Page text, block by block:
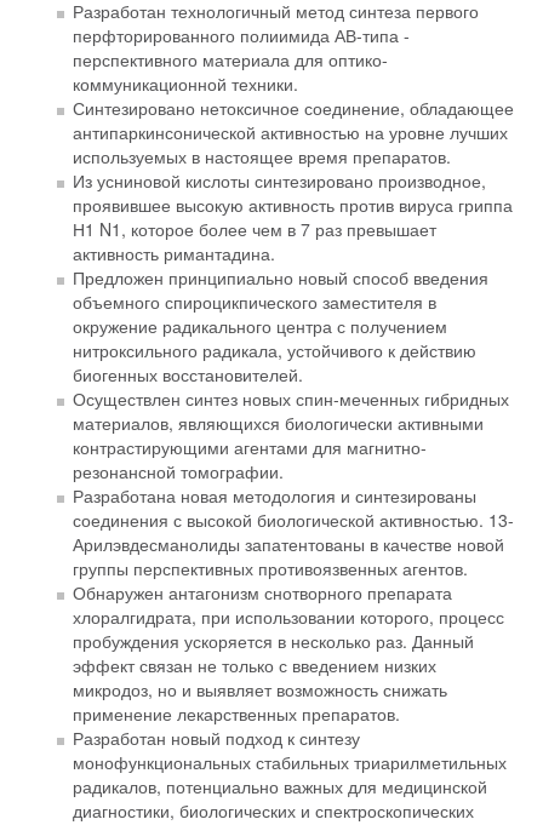
Разработан технологичный метод синтеза первого
перфторированного полиимида АВ-типа -
перспективного материала для оптико-
коммуникационной техники.
Синтезировано нетоксичное соединение, обладающее
антипаркинсонической активностью на уровне лучших
используемых в настоящее время препаратов.
Из усниновой кислоты синтезировано производное,
проявившее высокую активность против вируса гриппа
Н1 N1, которое более чем в 7 раз превышает
активность римантадина.
Предложен принципиально новый способ введения
объемного спироцикпического заместителя в
окружение радикального центра с получением
нитроксильного радикала, устойчивого к действию
биогенных восстановителей.
Осуществлен синтез новых спин-меченных гибридных
материалов, являющихся биологически активными
контрастирующими агентами для магнитно-
резонансной томографии.
Разработана новая методология и синтезированы
соединения с высокой биологической активностью. 13-
Арилэвдесманолиды запатентованы в качестве новой
группы перспективных противоязвенных агентов.
Обнаружен антагонизм снотворного препарата
хлоралгидрата, при использовании которого, процесс
пробуждения ускоряется в несколько раз. Данный
эффект связан не только с введением низких
микродоз, но и выявляет возможность снижать
применение лекарственных препаратов.
Разработан новый подход к синтезу
монофункциональных стабильных триарилметильных
радикалов, потенциально важных для медицинской
диагностики, биологических и спектроскопических